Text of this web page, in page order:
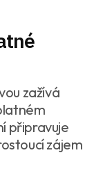
zažívá
připravuje
zájem